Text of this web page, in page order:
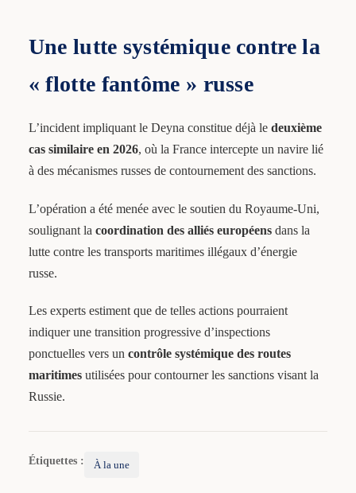
Une lutte systémique contre la
« flotte fantôme » russe
L’incident impliquant le Deyna constitue déjà le deuxième
cas similaire en 2026, où la France intercepte un navire lié
à des mécanismes russes de contournement des sanctions.
L’opération a été menée avec le soutien du Royaume-Uni,
soulignant la coordination des alliés européensdans la
lutte contre les transports maritimes illégaux d’énergie
russe.
Les experts estiment que de telles actions pourraient
indiquer une transition progressive d’inspections
ponctuelles vers un contrôle systémique des routes
maritimesutilisées pour contourner les sanctions visant la
Russie.
Étiquettes : À la une